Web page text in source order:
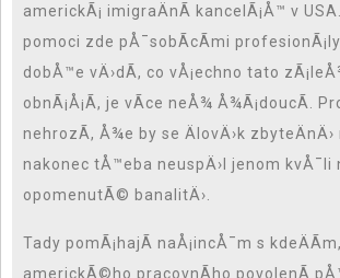
americkÃ¡ imigraÄnÃ­ kancelÃ¡Å™ v
pomoci zde pÅ¯sobÃ­cÃ­mi
dobÅ™e vÄ›dÃ­, co vÅ¡echno tato
obnÃ¡Å¡Ã­, je vÃ­ce neÅ¾ Å¾Ã¡doucÃ­.
nehrozÃ­, Å¾e by se ÄlovÄ›k zbyteÄnÄ›
nakonec tÅ™eba neuspÄ›l jenom kvÅ¯li
opomenutÃ© banalitÄ›.
Tady pomÃ¡hajÃ­ naÅ¡incÅ¯m s
americkÃ©ho pracovnÃ­ho povolenÃ­